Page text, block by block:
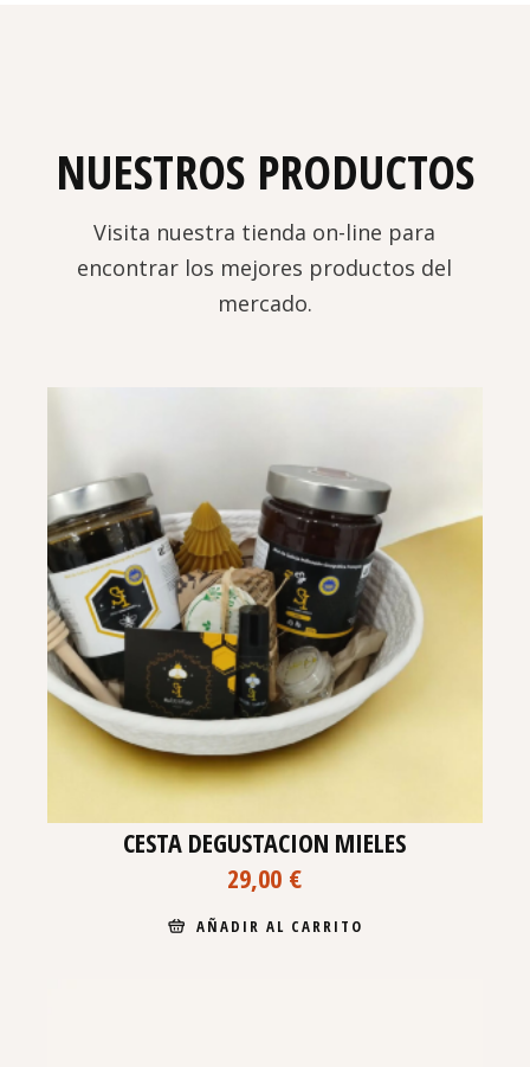
NUESTROS PRODUCTOS
Visita nuestra tienda on-line para
encontrar los mejores productos del
mercado.
CESTA DEGUSTACION MIELES
29,00 €
AÑADIR AL CARRITO